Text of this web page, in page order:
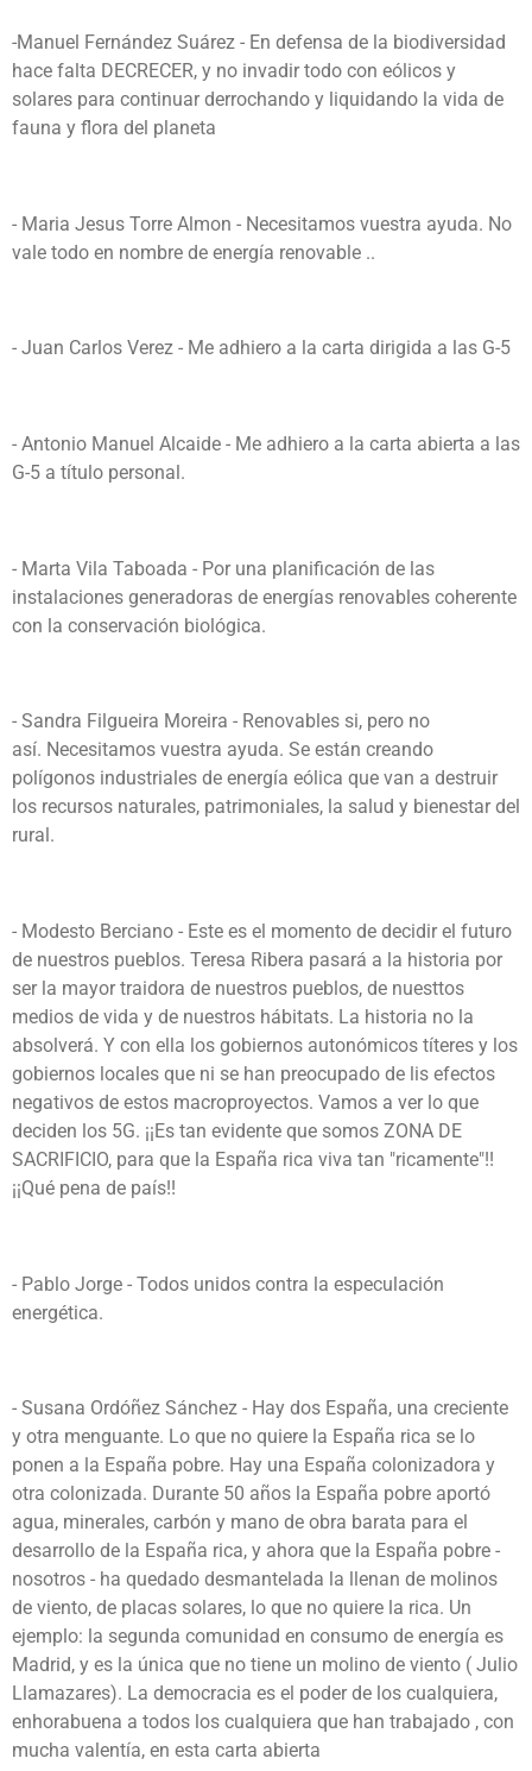
-Manuel Fernández Suárez - En defensa de la biodiversidad
hace falta DECRECER, y no invadir todo con eólicos y
solares para continuar derrochando y liquidando la vida de
fauna y flora del planeta
- Maria Jesus Torre Almon - Necesitamos vuestra ayuda. No
vale todo en nombre de energía renovable ..
- Juan Carlos Verez - Me adhiero a la carta dirigida a las G-5
- Antonio Manuel Alcaide - Me adhiero a la carta abierta a las
G-5 a título personal.
- Marta Vila Taboada - Por una planificación de las
instalaciones generadoras de energías renovables coherente
con la conservación biológica.
- Sandra Filgueira Moreira - Renovables si, pero no
así. Necesitamos vuestra ayuda. Se están creando
polígonos industriales de energía eólica que van a destruir
los recursos naturales, patrimoniales, la salud y bienestar del
rural.
- Modesto Berciano - Este es el momento de decidir el futuro
de nuestros pueblos. Teresa Ribera pasará a la historia por
ser la mayor traidora de nuestros pueblos, de nuesttos
medios de vida y de nuestros hábitats. La historia no la
absolverá. Y con ella los gobiernos autonómicos títeres y los
gobiernos locales que ni se han preocupado de lis efectos
negativos de estos macroproyectos. Vamos a ver lo que
deciden los 5G. ¡¡Es tan evidente que somos ZONA DE
SACRIFICIO, para que la España rica viva tan "ricamente"!!
¡¡Qué pena de país!!
- Pablo Jorge - Todos unidos contra la especulación
energética.
- Susana Ordóñez Sánchez - Hay dos España, una creciente
y otra menguante. Lo que no quiere la España rica se lo
ponen a la España pobre. Hay una España colonizadora y
otra colonizada. Durante 50 años la España pobre aportó
agua, minerales, carbón y mano de obra barata para el
desarrollo de la España rica, y ahora que la España pobre -
nosotros - ha quedado desmantelada la llenan de molinos
de viento, de placas solares, lo que no quiere la rica. Un
ejemplo: la segunda comunidad en consumo de energía es
Madrid, y es la única que no tiene un molino de viento ( Julio
Llamazares). La democracia es el poder de los cualquiera,
enhorabuena a todos los cualquiera que han trabajado , con
mucha valentía, en esta carta abierta